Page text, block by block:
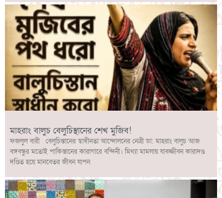
মাহরাং বালুচ বেলুচিস্থানের শেখ মুজিব!
ফজলুল বারী বেলুচিস্তানের স্বাধীনতা আন্দোলনের নেত্রী ডা: মাহরাং বালুচ আজ
বঙ্গবন্ধুর মতোই পাকিস্তানের কারাগারে বন্দিনী। মিথ্যা মামলায় যাবজ্জীবন কারাদণ্ড
দণ্ডিত হয়ে মানবেতর জীবন যাপন